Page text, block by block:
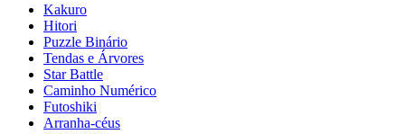
Kakuro
Hitori
Puzzle Binário
Tendas e Árvores
Star Battle
Caminho Numérico
Futoshiki
Arranha-céus